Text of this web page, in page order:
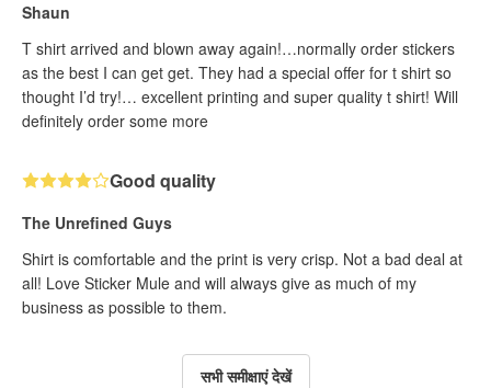
Shaun
T shirt arrived and blown away again!…normally order stickers
as the best I can get get. They had a special offer for t shirt so
thought I’d try!… excellent printing and super quality t shirt! Will
definitely order some more
Good quality
The Unrefined Guys
Shirt is comfortable and the print is very crisp. Not a bad deal at
all! Love Sticker Mule and will always give as much of my
business as possible to them.
सभी समीक्षाएं देखें